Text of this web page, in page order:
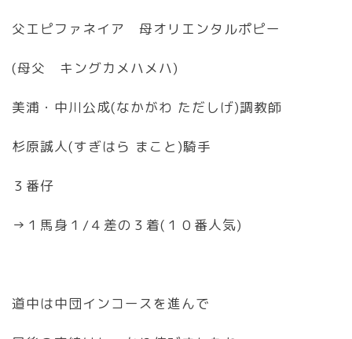
父エピファネイア 母オリエンタルポピー
(母父 キングカメハメハ)
美浦・中川公成(なかがわ ただしげ)調教師
杉原誠人(すぎはら まこと)騎手
３番仔
→１馬身１/４差の３着(１０番人気)
道中は中団インコースを進んで